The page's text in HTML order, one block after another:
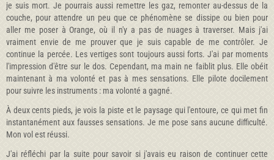
je suis mort. Je pourrais aussi remettre les gaz, remonter au-dessus de la
couche, pour attendre un peu que ce phénomène se dissipe ou bien pour
aller me poser à Orange, où il n'y a pas de nuages à traverser. Mais j'ai
vraiment envie de me prouver que je suis capable de me contrôler. Je
continue la percée. Les vertiges sont toujours aussi forts. J'ai par moments
l'impression d'être sur le dos. Cependant, ma main ne faiblit plus. Elle obéit
maintenant à ma volonté et pas à mes sensations. Elle pilote docilement
pour suivre les instruments : ma volonté a gagné.
À deux cents pieds, je vois la piste et le paysage qui l'entoure, ce qui met fin
instantanément aux fausses sensations. Je me pose sans aucune difficulté.
Mon vol est réussi.
J'ai réfléchi par la suite pour savoir si j'avais eu raison de continuer cette